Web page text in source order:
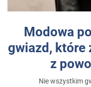
Modowa
gwiazd, które
z
Nie wszystkim